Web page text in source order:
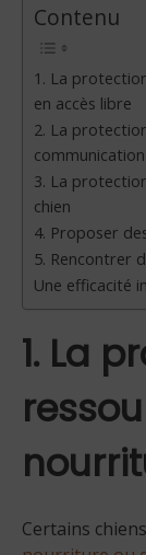
Contenu
1. La
en accès libre
2. La
3. La
chien
4. Proposer
5. Rencontrer
Une efficacité
1. La
Certains